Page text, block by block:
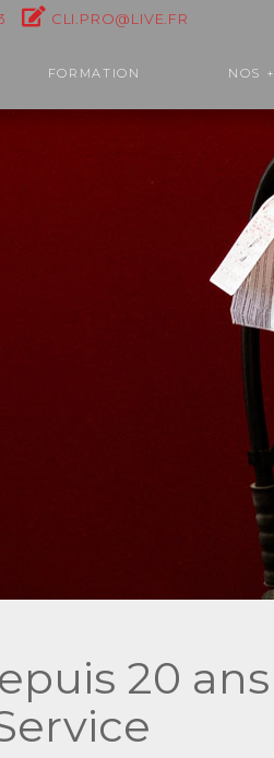
CLI.PRO@LIVE.FR
FORMATION NOS +
20 ans